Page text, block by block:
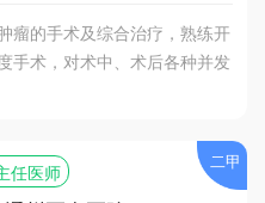
瘤的手术及综合治疗，熟练开
手术，对术中、术后各种并发
任医师
二甲